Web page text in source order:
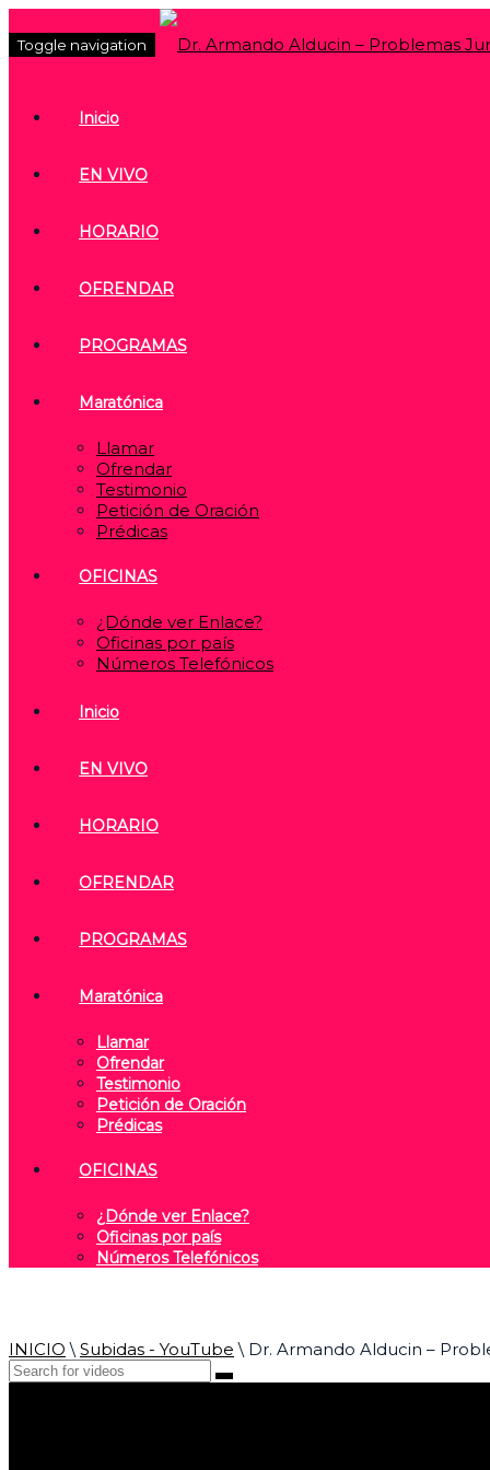
Toggle navigation
Inicio
EN VIVO
HORARIO
OFRENDAR
PROGRAMAS
Maratónica
Llamar
Ofrendar
Testimonio
Petición de Oración
Prédicas
OFICINAS
¿Dónde ver Enlace?
Oficinas por país
Números Telefónicos
Inicio
EN VIVO
HORARIO
OFRENDAR
PROGRAMAS
Maratónica
Llamar
Ofrendar
Testimonio
Petición de Oración
Prédicas
OFICINAS
¿Dónde ver Enlace?
Oficinas por país
Números Telefónicos
INICIO \ Subidas - YouTube \ Dr. Armando Alducin –